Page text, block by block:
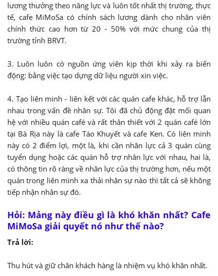
lương thưởng theo năng lực và luôn tốt nhất thị trường, thực
tế, cafe MiMoSa có chính sách lương dành cho nhân viên
chính thức cao hơn từ 20 - 50% với mức chung của thị
trường tỉnh BRVT.
3. Luôn luôn có nguồn ứng viên kịp thời khi xảy ra biến
động: bằng việc tạo dựng dữ liệu người xin việc.
4. Tạo liên minh - liên kết với các quán cafe khác, hỗ trợ lẫn
nhau trong vấn đề nhân sự. Tôi đã chủ động đặt mối quan
hệ với nhiều quán café và rất thân thiết với 2 quán café lớn
tại Bà Rịa này là cafe Táo Khuyết và cafe Ken. Có liên minh
này có 2 điểm lợi, một là, khi cần nhân lực cả 3 quán cùng
tuyển dụng hoặc các quán hỗ trợ nhân lực với nhau, hai là,
có thông tin rõ ràng về nhân lực của thị trường hơn, nếu một
quán trong liên minh xa thải nhân sự nào thì tất cả sẽ không
tiếp nhận nhân sự đó.
Hỏi: Mảng này điều gì là khó khăn nhất? Cafe
MiMoSa giải quyết nó như thế nào?
Trả lời:
Thu hút và giữ chân khách hàng là nhiệm vụ khó khăn nhất.